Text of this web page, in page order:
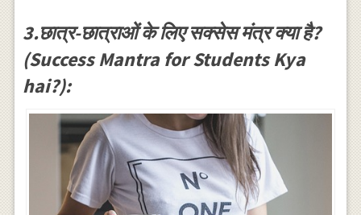
3.छात्र-छात्राओं के लिए सक्सेस मंत्र क्या है?
(Success Mantra for Students Kya
hai?):